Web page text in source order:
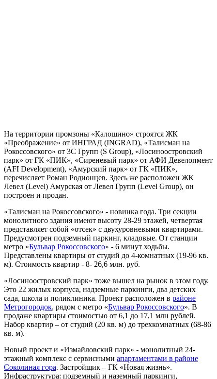
На территории промзоны «Калошино» строятся ЖК
«Преображение» от ИНГРАД (INGRAD), «Талисман на
Рокоссовского» от 3С Групп (S Group), «Лосиноостровский
парк» от ГК «ПИК», «Сиреневый парк» от АФИ Девелопмент
(AFI Development), «Амурский парк» от ГК «ПИК»,
перечисляет Роман Родионцев. Здесь же расположен ЖК
Левел (Level) Амурская от Левел Групп (Level Group), он
построен и продан.
«Талисман на Рокоссовского» - новинка года. Три секции
монолитного здания имеют высоту 28-29 этажей, четвертая
представляет собой «отсек» с двухуровневыми квартирами.
Предусмотрен подземный паркинг, кладовые. От станции
метро «Бульвар Рокоссовского» - 6 минут ходьбы.
Представлены квартиры от студий до 4-комнатных (19-96 кв.
м). Стоимость квартир - 8- 26,6 млн. руб.
«Лосиноостровский парк» тоже вышел на рынок в этом году.
Это 22 жилых корпуса, надземные паркинги, два детских
сада, школа и поликлиника. Проект расположен в районе
Метрогородок, рядом с метро «Бульвар Рокоссовского». В
продаже квартиры стоимостью от 6,1 до 17,1 млн рублей.
Набор квартир – от студий (20 кв. м) до трехкомнатных (68-86
кв. м).
Новый проект и «Измайловский парк» - монолитный 24-
этажный комплекс с сервисными апартаментами в районе
Соколиная гора. Застройщик – ГК «Новая жизнь».
Инфраструктура: подземный и наземный паркинги,